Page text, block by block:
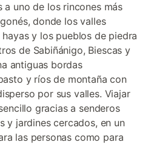
uno de los rincones más
donde los valles
y los pueblos de piedra
de Sabiñánigo, Biescas y
antiguas bordas
y ríos de montaña con
por sus valles. Viajar
gracias a senderos
y jardines cercados, en un
las personas como para